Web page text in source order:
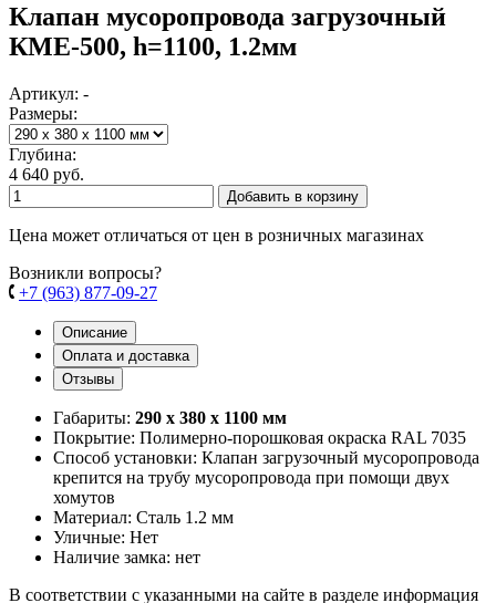
Клапан мусоропровода загрузочный
КМЕ-500, h=1100, 1.2мм
Артикул: -
Размеры:
Глубина:
4 640 руб.
Добавить в корзину
Цена может отличаться от цен в розничных магазинах
Возникли вопросы?
+7 (963) 877-09-27
Описание
Оплата и доставка
Отзывы
Габариты: 290 х 380 х 1100 мм
Покрытие: Полимерно-порошковая окраска RAL 7035
Способ установки: Клапан загрузочный мусоропровода
крепится на трубу мусоропровода при помощи двух
хомутов
Материал: Сталь 1.2 мм
Уличные: Нет
Наличие замка: нет
В соответствии с указанными на сайте в разделе информация